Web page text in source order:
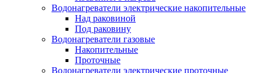
Водонагреватели электрические накопительные
Над раковиной
Под раковину
Водонагреватели газовые
Накопительные
Проточные
Водонагреватели электрические проточные